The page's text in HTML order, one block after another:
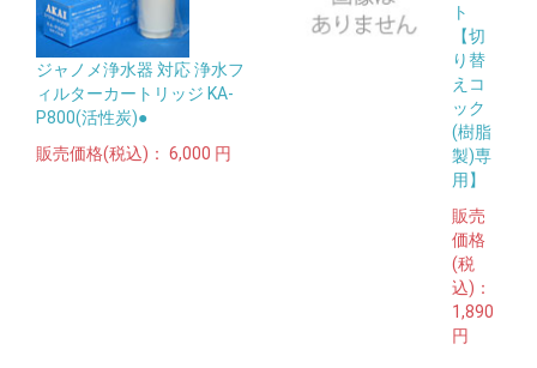
ジャノメ浄水器 対応 浄水フ
ィルターカートリッジ KA-
P800(活性炭)●
販売価格(税込)： 6,000 円
ト
【切
り替
えコ
ック
(樹脂
製)専
用】
販売
価格
(税
込)：
1,890
円